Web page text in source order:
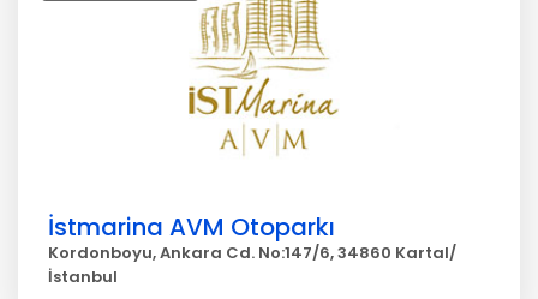
İstmarina AVM Otoparkı
Kordonboyu, Ankara Cd. No:147/6, 34860 Kartal/
İstanbul